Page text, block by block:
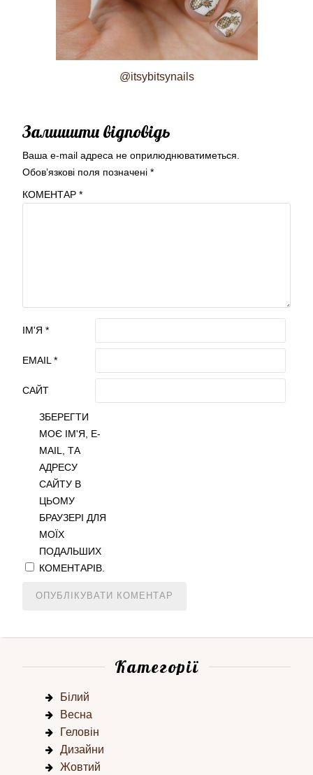
@itsybitsynails
Залишити відповідь
Ваша e-mail адреса не оприлюднюватиметься.
Обов’язкові поля позначені *
КОМЕНТАР *
ІМ'Я *
EMAIL *
САЙТ
ЗБЕРЕГТИ
МОЄ ІМ'Я, E-
MAIL, ТА
АДРЕСУ
САЙТУ В
ЦЬОМУ
БРАУЗЕРІ ДЛЯ
МОЇХ
ПОДАЛЬШИХ
КОМЕНТАРІВ.
Категорії
Білий
Весна
Геловін
Дизайни
Жовтий